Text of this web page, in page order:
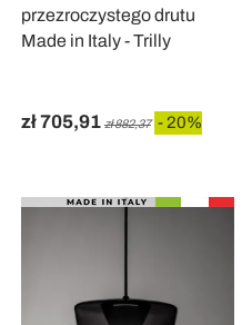
przezroczystego drutu
Made in Italy - Trilly
zł 705,91 zł 882,37 - 20%